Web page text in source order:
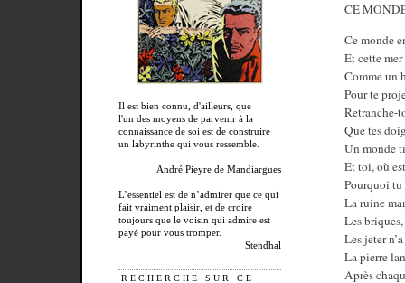
Il est bien connu, d'ailleurs, que
l'un des moyens de parvenir à la
connaissance de soi est de construire
un labyrinthe qui vous ressemble.
André Pieyre de Mandiargues
L’essentiel est de n’admirer que ce qui
fait vraiment plaisir, et de croire
toujours que le voisin qui admire est
payé pour vous tromper.
Stendhal
RECHERCHE SUR CE
CE
Ce monde
Et cette
Comme un
Pour te
Retranche-
Que tes
Un monde
Et toi, où
Pourquoi tu
La ruine
Les
Les jeter
La pierre
Après